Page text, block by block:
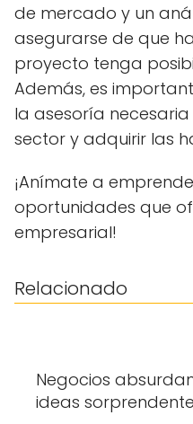
de mercado y un
asegurarse de que
proyecto tenga
Además, es
la asesoría
sector y adquirir las
¡Anímate a
oportunidades que
empresarial!
Relacionado
Negocios
ideas